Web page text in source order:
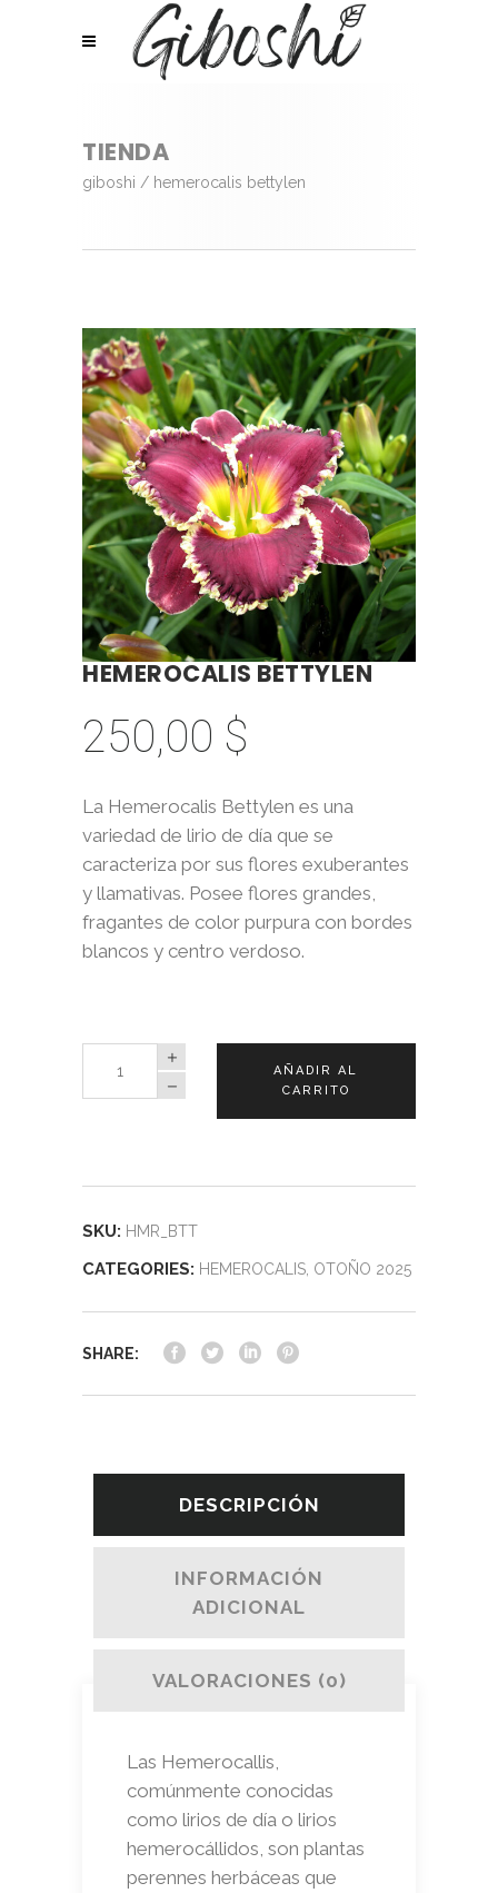
TIENDA
giboshi / hemerocalis bettylen
HEMEROCALIS BETTYLEN
250,00 $
La Hemerocalis Bettylen es una
variedad de lirio de día que se
caracteriza por sus flores exuberantes
y llamativas. Posee flores grandes,
fragantes de color purpura con bordes
blancos y centro verdoso.
Hemerocalis
AÑADIR AL
CARRITO
SKU: HMR_BTT
CATEGORIES: HEMEROCALIS OTOÑO 2025
SHARE:
DESCRIPCIÓN
INFORMACIÓN
ADICIONAL
VALORACIONES (0)
Las Hemerocallis,
comúnmente conocidas
como lirios de día o lirios
hemerocállidos, son plantas
perennes herbáceas que